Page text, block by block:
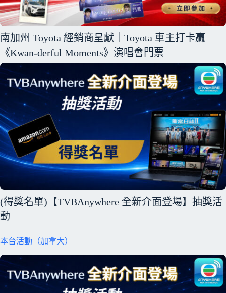
南加州 Toyota 經銷商呈獻｜Toyota 車主打卡贏
《Kwan-derful Moments》演唱會門票
(得獎名單)【TVBAnywhere 全新介面登場】抽獎活
動
本台活動（加拿大）